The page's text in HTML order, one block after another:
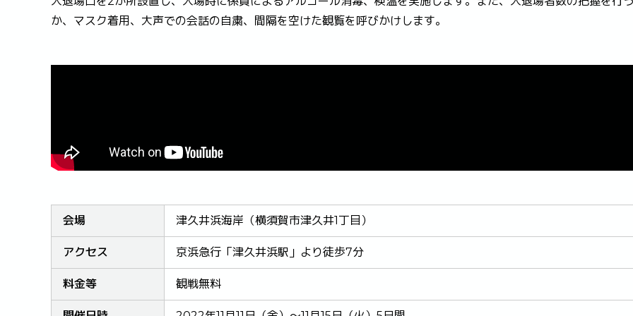
か、マスク着用、大声での会話の自粛、間隔を空けた観覧を呼びかけします。
会場 津久井浜海岸（横須賀市津久井1丁目）
アクセス 京浜急行「津久井浜駅」より徒歩7分
料金等 観戦無料